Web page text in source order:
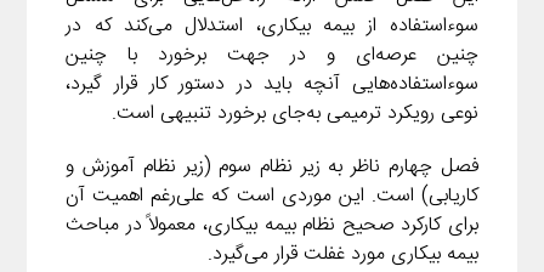
سوءاستفاده از بیمه بیکاری، استدلال می‌کند که در
چنین عرصه‌ای و در جهت برخورد با چنین
سوءاستفاده‌هایی آنچه باید در دستور کار قرار گیرد،
نوعی رویکرد ترمیمی به‌جای برخورد تنبیهی است.
فصل چهارم ناظر به زیر نظام سوم (زیر نظام آموزش و
کاریابی) است. این موردی است که علی‌رغم اهمیت آن
برای کارکرد صحیح نظام بیمه بیکاری، معمولاً در مباحث
بیمه بیکاری مورد غفلت قرار می‌گیرد.